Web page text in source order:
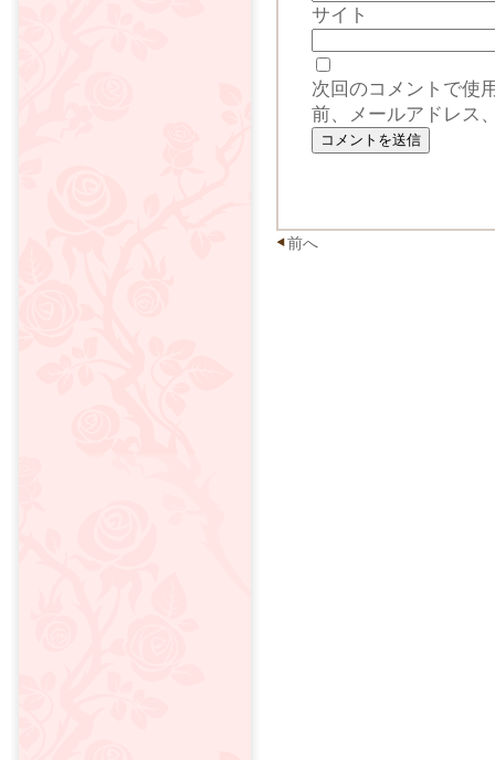
サイト
次回のコメントで使
前、メールアドレス
前へ